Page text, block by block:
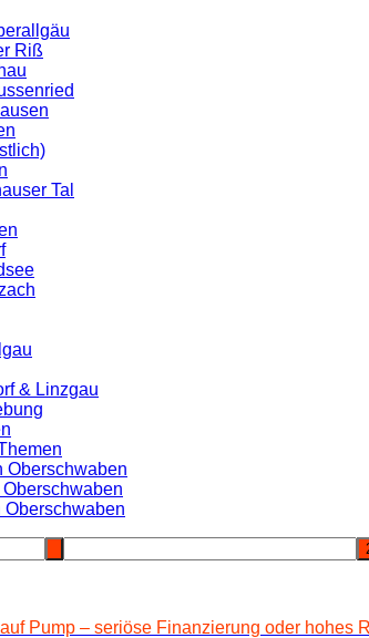
Riß
Tal
& Linzgau
Oberschwaben
Oberschwaben
Pump – seriöse Finanzierung oder hohes